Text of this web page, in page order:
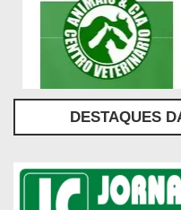
DESTAQUES